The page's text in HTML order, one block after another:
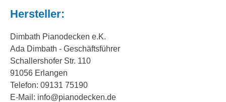
Hersteller:
Dimbath Pianodecken e.K.
Ada Dimbath - Geschäftsführer
Schallershofer Str. 110
91056 Erlangen
Telefon: 09131 75190
E-Mail: info@pianodecken.de